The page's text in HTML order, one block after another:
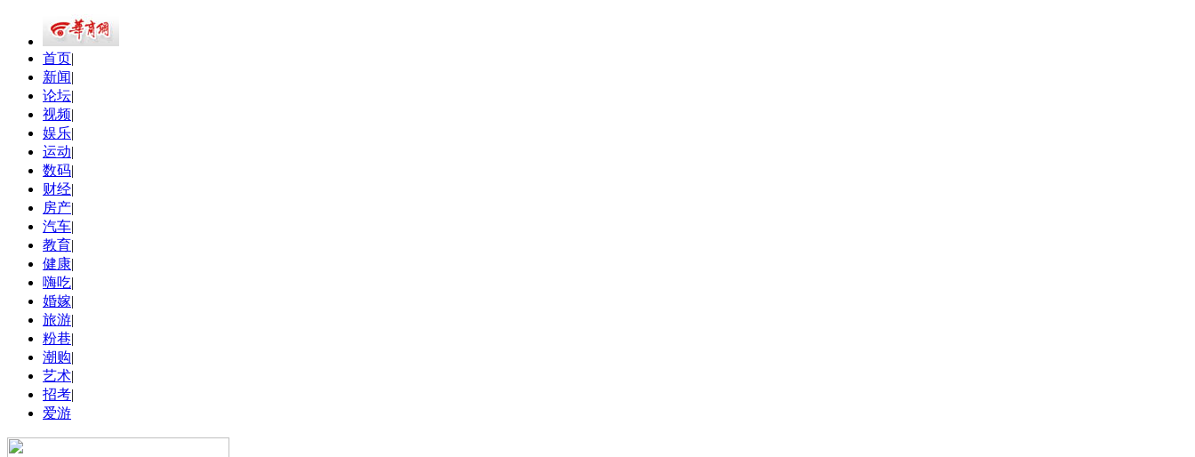
首页|
新闻|
论坛|
视频|
娱乐|
运动|
数码|
财经|
房产|
汽车|
教育|
健康|
嗨吃|
婚嫁|
旅游|
粉巷|
潮购|
艺术|
招考|
爱游